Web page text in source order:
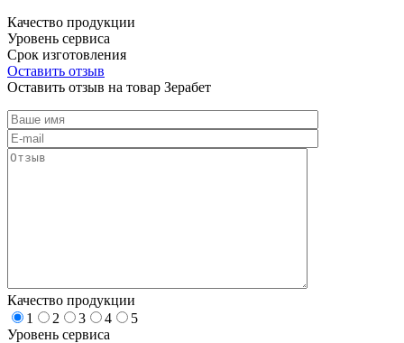
Качество продукции
Уровень сервиса
Срок изготовления
Оставить отзыв
Оставить отзыв на товар Зерабет
Качество продукции
1
2 3 4
5
Уровень сервиса